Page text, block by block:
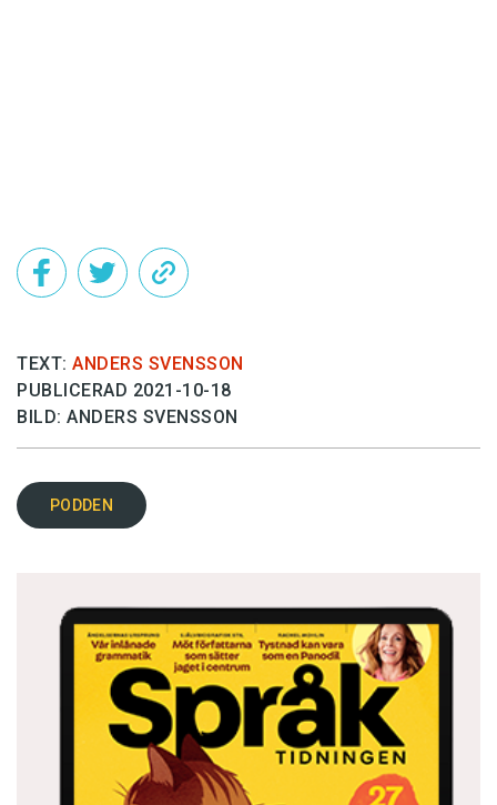
Det här innehållet kräver att du accepterar cookies.
TEXT: ANDERS SVENSSON
PUBLICERAD 2021-10-18
BILD: ANDERS SVENSSON
PODDEN